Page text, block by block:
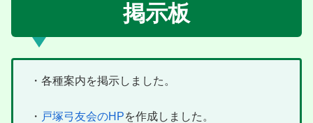
掲示板
・各種案内を掲示しました。
・ 戸塚弓友会のHPを作成しました。